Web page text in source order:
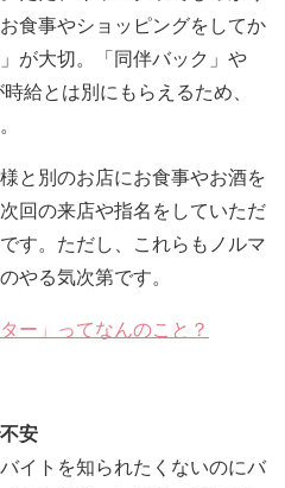
食事やショッピングをしてか
が大切。
「同伴バック」や
給とは別にもらえるため、
と別のお店にお食事やお酒を
回の来店や指名をしていただ
す。ただし、これらもノルマ
やる気次第です。
ー」ってなんのこと？
安
イトを知られたくないのにバ